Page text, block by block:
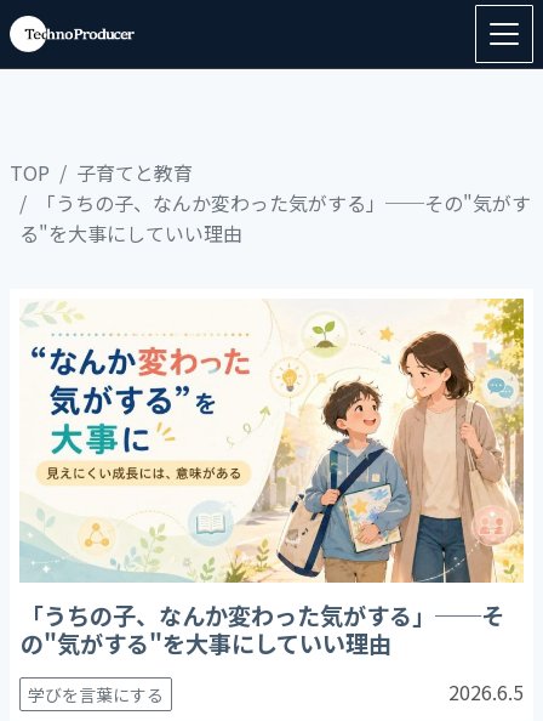
TOP
子育てと教育
「うちの子、なんか変わった気がする」──その"気がす
る"を大事にしていい理由
「うちの子、なんか変わった気がする」──そ
の"気がする"を大事にしていい理由
学びを言葉にする 2026.6.5